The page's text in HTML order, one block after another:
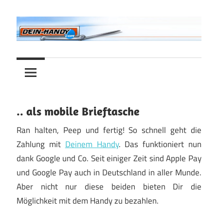
Inhalt
springen
Dein-
Handy.com
Alles
rund
ums
.. als mobile Brieftasche
Ran halten, Peep und fertig! So schnell geht die
Zahlung mit Deinem Handy. Das funktioniert nun
dank Google und Co. Seit einiger Zeit sind Apple Pay
und Google Pay auch in Deutschland in aller Munde.
Aber nicht nur diese beiden bieten Dir die
Möglichkeit mit dem Handy zu bezahlen.